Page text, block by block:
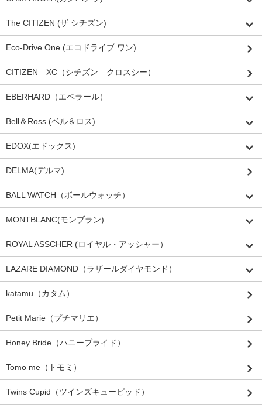
The CITIZEN (ザ シチズン)
Eco-Drive One (エコドライブ ワン)
CITIZEN XC（シチズン クロスシー）
EBERHARD（エベラール）
Bell＆Ross (ベル＆ロス)
EDOX(エドックス)
DELMA(デルマ)
BALL WATCH（ボールウォッチ）
MONTBLANC(モンブラン)
ROYAL ASSCHER (ロイヤル・アッシャー）
LAZARE DIAMOND（ラザールダイヤモンド）
katamu（カタム）
Petit Marie（プチマリエ）
Honey Bride（ハニーブライド）
Tomo me（トモミ）
Twins Cupid（ツインズキューピッド）